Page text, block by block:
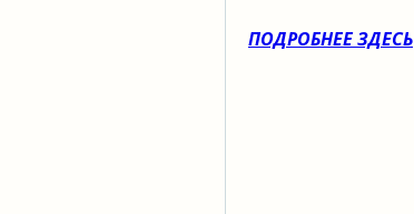
ПОДРОБНЕЕ ЗДЕСЬ